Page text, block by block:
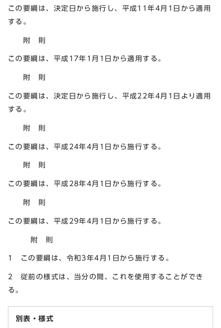
この要綱は、決定日から施行し、平成11年4月1日から適用
する。
附 則
この要綱は、平成17年1月1日から適用する。
附 則
この要綱は、決定日から施行し、平成22年4月1日より適用
する。
附 則
この要綱は、平成24年4月1日から施行する。
附 則
この要綱は、平成28年4月1日から施行する。
附 則
この要綱は、平成29年4月1日から施行する。
附 則
1 この要綱は、令和3年4月1日から施行する。
2 従前の様式は、当分の間、これを使用することができ
る。
別表・様式